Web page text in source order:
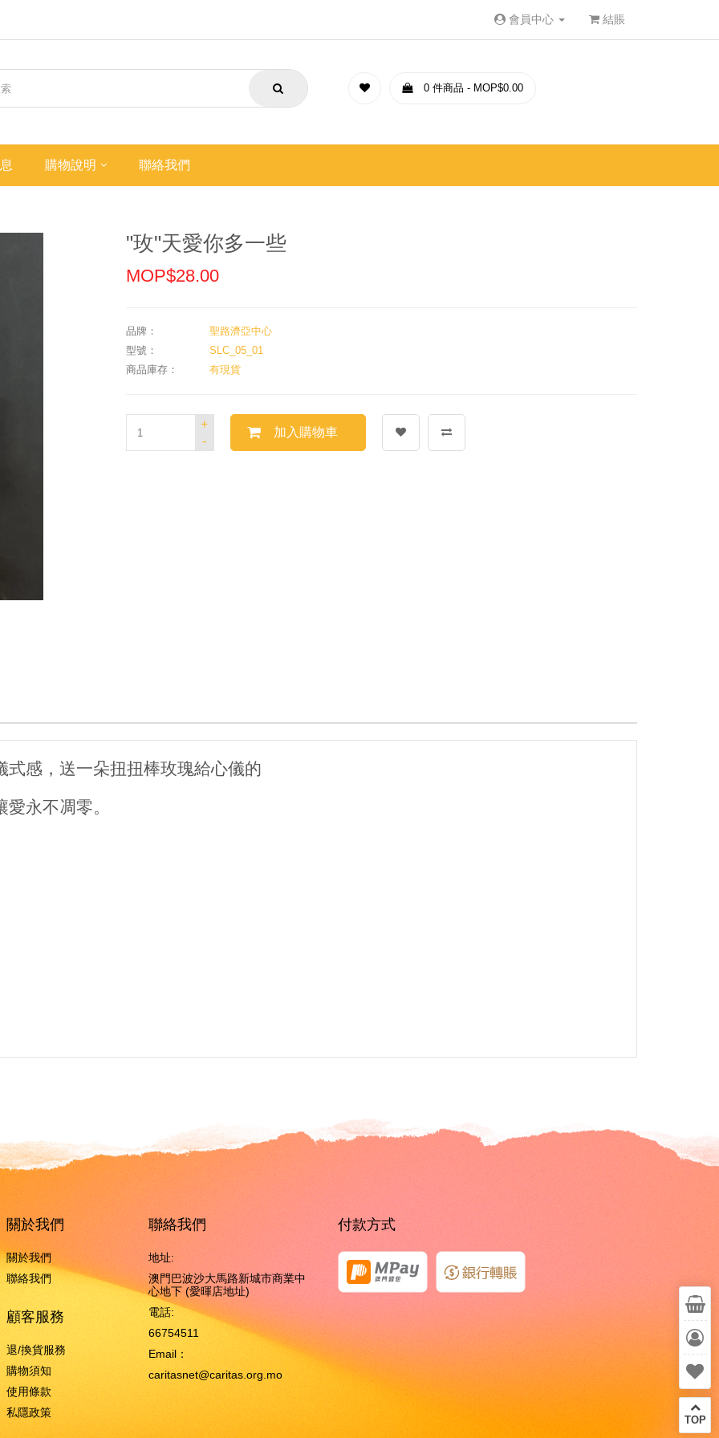
會員中心 結賬
0 件商品 - MOP$0.00
購物說明 聯絡我們
"玫"天愛你多一些
MOP$28.00
品牌：
聖路濟亞中心
型號：
SLC_05_01
商品庫存：
有現貨
-
+
加入購物車
感，送一朵扭扭棒玫瑰給心儀的
永不凋零。
關於我們
關於我們
聯絡我們
顧客服務
退/換貨服務
購物須知
使用條款
私隱政策
聯絡我們
地址:
澳門巴波沙大馬路新城市商業中
心地下 (愛暉店地址)
電話:
66754511
Email：
caritasnet@caritas.org.mo
付款方式
TOP